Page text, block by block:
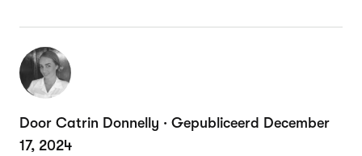
Door Catrin Donnelly · Gepubliceerd December
17, 2024